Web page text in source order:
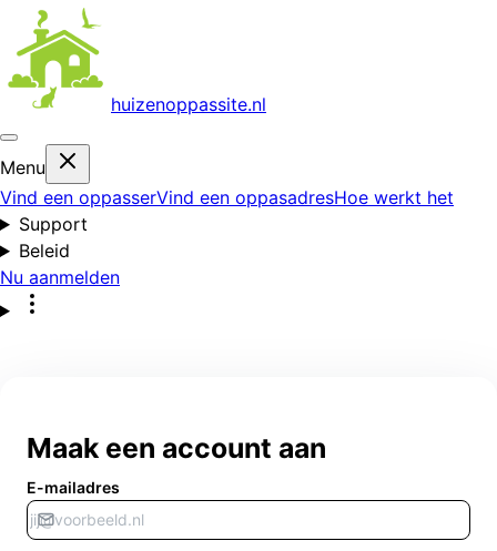
huizenoppassite.nl
Menu
Vind een oppasserVind een oppasadresHoe werkt het
Support
Beleid
Nu aanmelden
Maak een account aan
E-mailadres